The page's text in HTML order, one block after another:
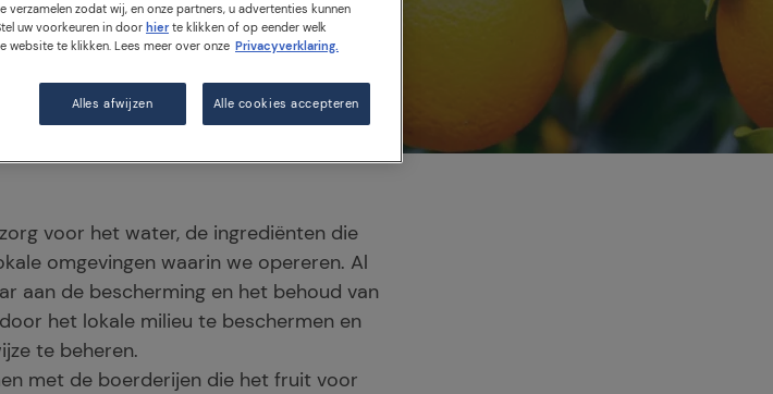
inzet
voor het water, de ingrediënten die
omgevingen waarin we opereren. Al
aan de bescherming en het behoud van
het lokale milieu te beschermen en
te beheren.
met de boerderijen die het fruit voor
zodat wij, en onze partners, u advertenties kunnen
uw voorkeuren in door hier te klikken of op eender welk
te klikken. Lees meer over onze Privacyverklaring.
Alles afwijzen Alle cookies accepteren